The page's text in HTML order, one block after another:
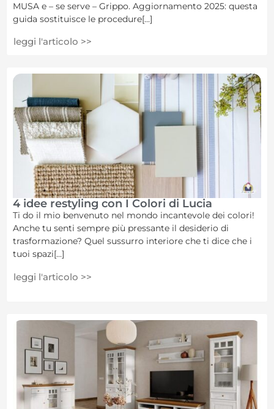
MUSA e – se serve – Grippo. Aggiornamento 2025: questa
guida sostituisce le procedure[...]
leggi l'articolo >>
4 idee restyling con I Colori di Lucia
Ti do il mio benvenuto nel mondo incantevole dei colori!
Anche tu senti sempre più pressante il desiderio di
trasformazione? Quel sussurro interiore che ti dice che i
tuoi spazi[...]
leggi l'articolo >>